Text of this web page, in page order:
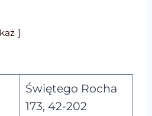
Świętego Rocha
173, 42-202